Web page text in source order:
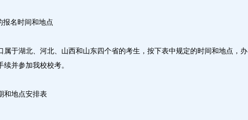
报名时间和地点
属于湖北、河北、山西和山东四个省的考生，按下表中规定的时间和地点，办
续并参加我校校考。
和地点安排表